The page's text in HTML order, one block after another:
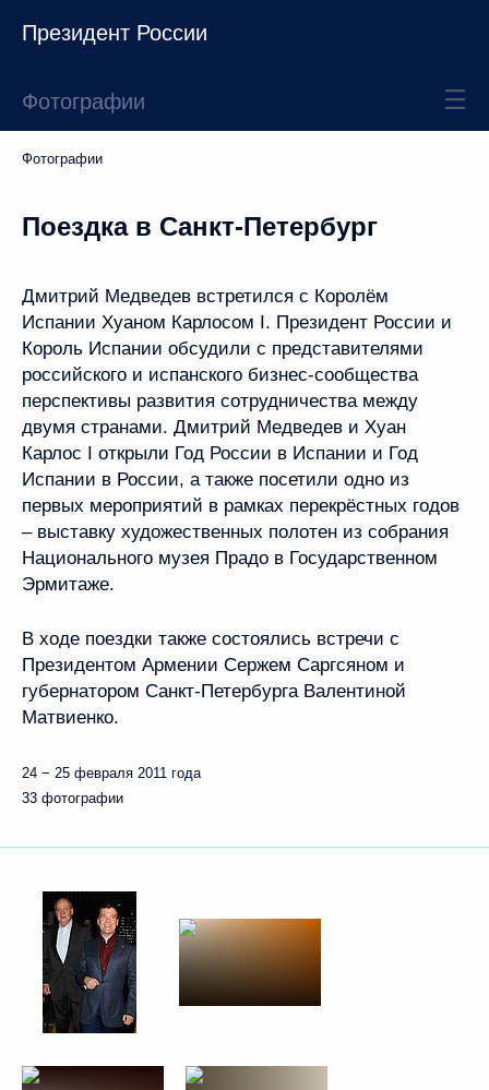
Президент России
Фотографии
Фотографии
Поездка в Санкт-Петербург
Дмитрий Медведев встретился с Королём
Испании Хуаном Карлосом I. Президент России и
Король Испании обсудили с представителями
российского и испанского бизнес-сообщества
перспективы развития сотрудничества между
двумя странами. Дмитрий Медведев и Хуан
Карлос I открыли Год России в Испании и Год
Испании в России, а также посетили одно из
первых мероприятий в рамках перекрёстных годов
– выставку художественных полотен из собрания
Национального музея Прадо в Государственном
Эрмитаже.
В ходе поездки также состоялись встречи с
Президентом Армении Сержем Саргсяном и
губернатором Санкт-Петербурга Валентиной
Матвиенко.
24 − 25 февраля 2011 года
33 фотографии